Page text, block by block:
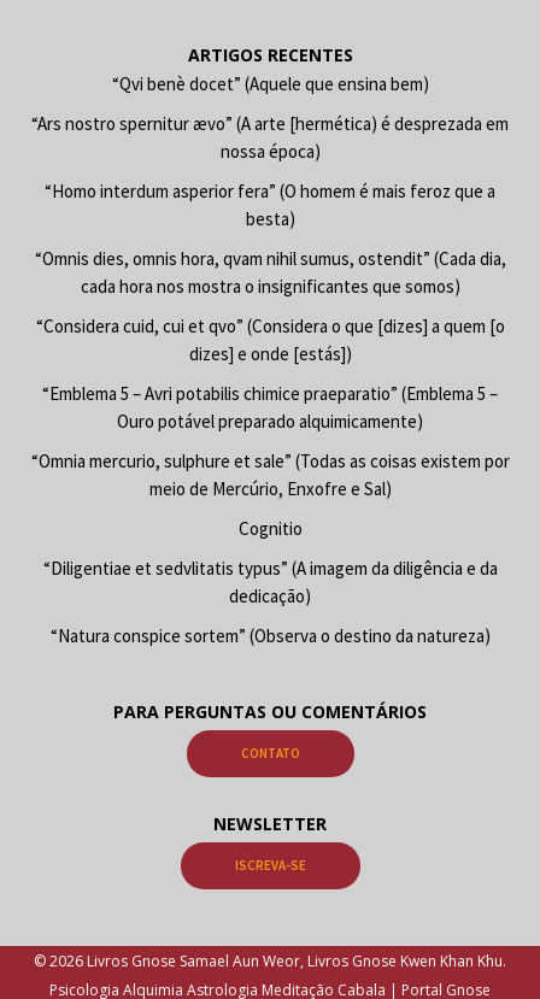
ARTIGOS RECENTES
“Qvi benè docet” (Aquele que ensina bem)
“Ars nostro spernitur ævo” (A arte [hermética) é desprezada em
nossa época)
“Homo interdum asperior fera” (O homem é mais feroz que a
besta)
“Omnis dies, omnis hora, qvam nihil sumus, ostendit” (Cada dia,
cada hora nos mostra o insignificantes que somos)
“Considera cuid, cui et qvo” (Considera o que [dizes] a quem [o
dizes] e onde [estás])
“Emblema 5 – Avri potabilis chimice praeparatio” (Emblema 5 –
Ouro potável preparado alquimicamente)
“Omnia mercurio, sulphure et sale” (Todas as coisas existem por
meio de Mercúrio, Enxofre e Sal)
Cognitio
“Diligentiae et sedvlitatis typus” (A imagem da diligência e da
dedicação)
“Natura conspice sortem” (Observa o destino da natureza)
PARA PERGUNTAS OU COMENTÁRIOS
CONTATO
NEWSLETTER
ISCREVA-SE
© 2026 Livros Gnose Samael Aun Weor, Livros Gnose Kwen Khan Khu.
Psicologia Alquimia Astrologia Meditação Cabala | Portal Gnose